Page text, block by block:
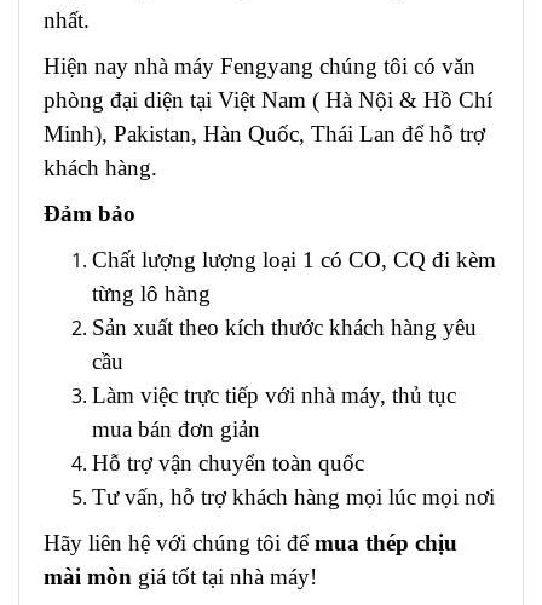
nhất.
Hiện nay nhà máy Fengyang chúng tôi có văn
phòng đại diện tại Việt Nam ( Hà Nội & Hồ Chí
Minh), Pakistan, Hàn Quốc, Thái Lan để hỗ trợ
khách hàng.
Đảm bảo
Chất lượng lượng loại 1 có CO, CQ đi kèm
từng lô hàng
Sản xuất theo kích thước khách hàng yêu
cầu
Làm việc trực tiếp với nhà máy, thủ tục
mua bán đơn giản
Hỗ trợ vận chuyển toàn quốc
Tư vấn, hỗ trợ khách hàng mọi lúc mọi nơi
Hãy liên hệ với chúng tôi đểmua thép chịu
mài mòn giá tốt tại nhà máy!